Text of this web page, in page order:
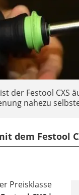
der Festool CXS
nahezu
dem Festool
Preisklasse